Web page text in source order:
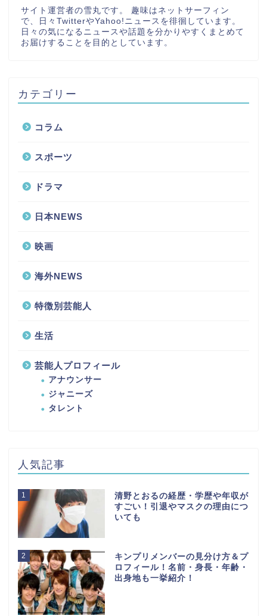
サイト運営者の雪丸です。 趣味はネットサーフィン
で、日々TwitterやYahoo!ニュースを徘徊しています。
日々の気になるニュースや話題を分かりやすくまとめて
お届けすることを目的としています。
カテゴリー
コラム
スポーツ
ドラマ
日本NEWS
映画
海外NEWS
特徴別芸能人
生活
芸能人プロフィール
アナウンサー
ジャニーズ
タレント
人気記事
1
清野とおるの経歴・学歴や年収が
すごい！引退やマスクの理由につ
いても
2
キンプリメンバーの見分け方＆プ
ロフィール！名前・身長・年齢・
出身地も一挙紹介！